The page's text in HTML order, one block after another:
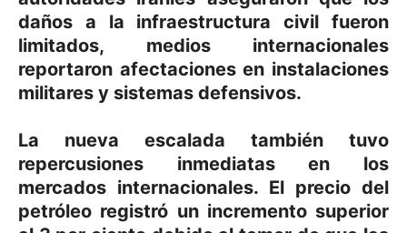
daños a la infraestructura civil fueron
limitados, medios internacionales
reportaron afectaciones en instalaciones
militares y sistemas defensivos.
La nueva escalada también tuvo
repercusiones inmediatas en los
mercados internacionales. El precio del
petróleo registró un incremento superior